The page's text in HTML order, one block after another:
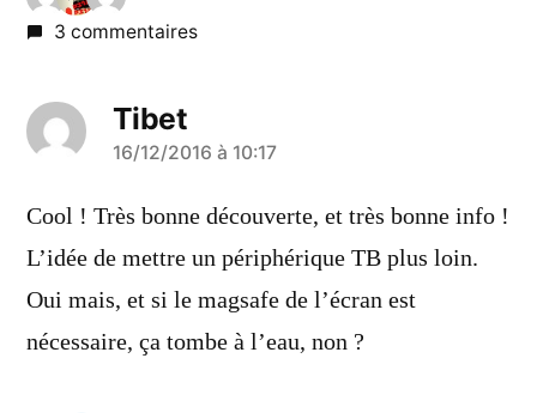
3 commentaires
Tibet
a
dit :
16/12/2016 à 10:17
Cool ! Très bonne découverte, et très bonne info !
L’idée de mettre un périphérique TB plus loin.
Oui mais, et si le magsafe de l’écran est
nécessaire, ça tombe à l’eau, non ?